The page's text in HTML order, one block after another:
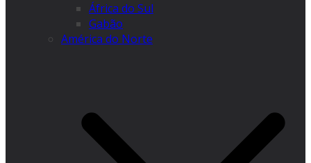
África do Sul
Gabão
América do Norte